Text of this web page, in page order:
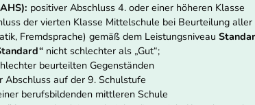
positiver Abschluss 4. oder einer höheren Klasse
der vierten Klasse Mittelschule bei Beurteilung
Fremdsprache) gemäß dem Leistungsniveau
nicht schlechter als „Gut“;
beurteilten Gegenständen
Abschluss auf der 9. Schulstufe
berufsbildenden mittleren Schule